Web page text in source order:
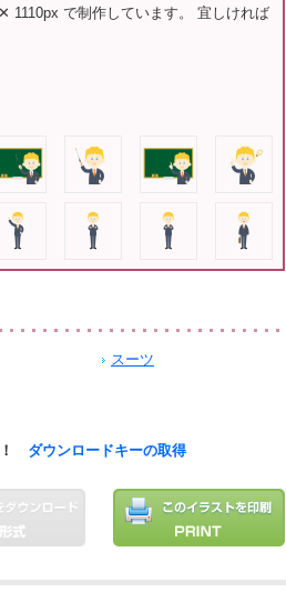
1110px で制作しています。 宜しければ
スーツ
！ ダウンロードキーの取得